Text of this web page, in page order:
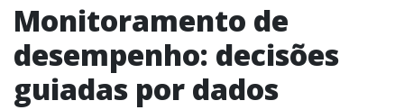
Monitoramento de
desempenho: decisões
guiadas por dados